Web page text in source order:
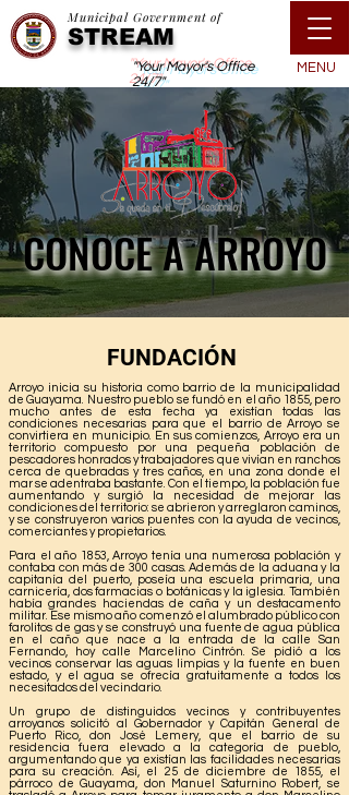
Municipal Government of
STREAM
"Your Mayor's Office
24/7"
MENU
CONOCE A ARROYO
CONOCE A ARROYO
FUNDACIÓN
Arroyo inicia su historia como barrio de la municipalidad
de Guayama. Nuestro pueblo se fundó en el año 1855, pero
mucho antes de esta fecha ya existían todas las
condiciones necesarias para que el barrio de Arroyo se
convirtiera en municipio. En sus comienzos, Arroyo era un
territorio compuesto por una pequeña población de
pescadores honrados y trabajadores que vivían en ranchos
cerca de quebradas y tres caños, en una zona donde el
mar se adentraba bastante. Con el tiempo, la población fue
aumentando y surgió la necesidad de mejorar las
condiciones del territorio: se abrieron y arreglaron caminos,
y se construyeron varios puentes con la ayuda de vecinos,
comerciantes y propietarios.
Para el año 1853, Arroyo tenía una numerosa población y
contaba con más de 300 casas. Además de la aduana y la
capitanía del puerto, poseía una escuela primaria, una
carnicería, dos farmacias o botánicas y la iglesia. También
había grandes haciendas de caña y un destacamento
militar. Ese mismo año comenzó el alumbrado público con
farolitos de gas y se construyó una fuente de agua pública
en el caño que nace a la entrada de la calle San
Fernando, hoy calle Marcelino Cintrón. Se pidió a los
vecinos conservar las aguas limpias y la fuente en buen
estado, y el agua se ofrecía gratuitamente a todos los
necesitados del vecindario.
Un grupo de distinguidos vecinos y contribuyentes
arroyanos solicitó al Gobernador y Capitán General de
Puerto Rico, don José Lemery, que el barrio de su
residencia fuera elevado a la categoría de pueblo,
argumentando que ya existían las facilidades necesarias
para su creación. Así, el 25 de diciembre de 1855, el
párroco de Guayama, don Manuel Saturnino Robert, se